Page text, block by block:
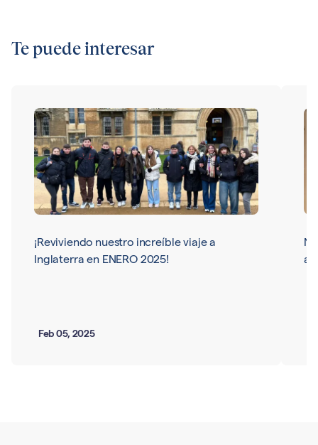
Te puede interesar
¡Reviviendo nuestro increíble viaje a
Inglaterra en ENERO 2025!
Feb 05, 2025